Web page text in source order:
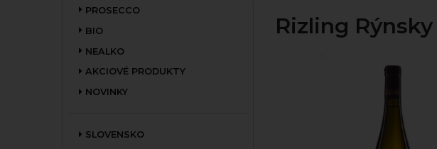
PROSECCO
BIO
NEALKO
AKCIOVÉ PRODUKTY
NOVINKY
SLOVENSKO
Rizling